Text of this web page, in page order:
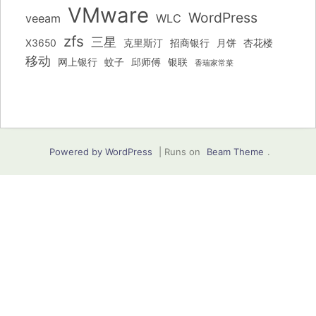
veeam VMware WLC WordPress
X3650 zfs 三星 克里斯汀 招商银行 月饼 杏花楼
移动 网上银行 蚊子 邱师傅 银联 香瑞家常菜
Powered by WordPress Runs on Beam Theme .